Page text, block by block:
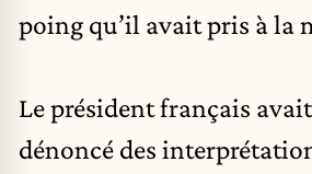
poing qu’il avait pris à la
Le président français
dénoncé des